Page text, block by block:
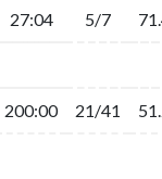
27:04 5/7
200:00 21/41
27:04 5/7
200:00 21/41